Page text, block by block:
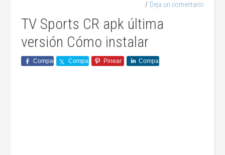
Deja un comentario
TV Sports CR apk última
versión Cómo instalar
Comparte Comparte Pinear Comparte